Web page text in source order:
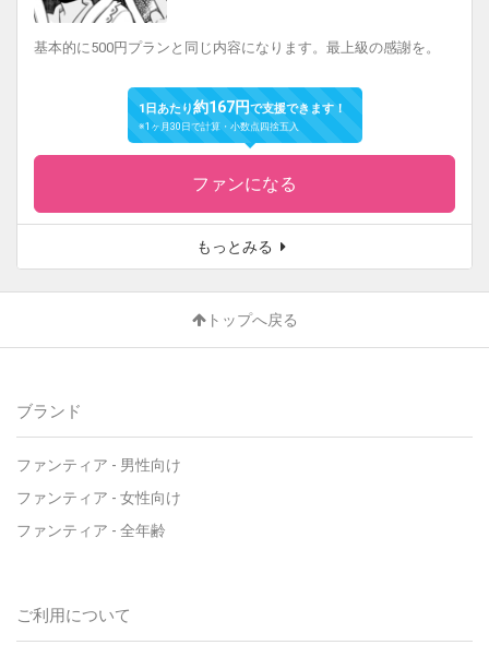
基本的に500円プランと同じ内容になります。最上級の感謝を。
1日あたり約167円で支援できます！
※1ヶ月30日で計算・小数点四捨五入
ファンになる
もっとみる
トップへ戻る
ブランド
ファンティア - 男性向け
ファンティア - 女性向け
ファンティア - 全年齢
ご利用について